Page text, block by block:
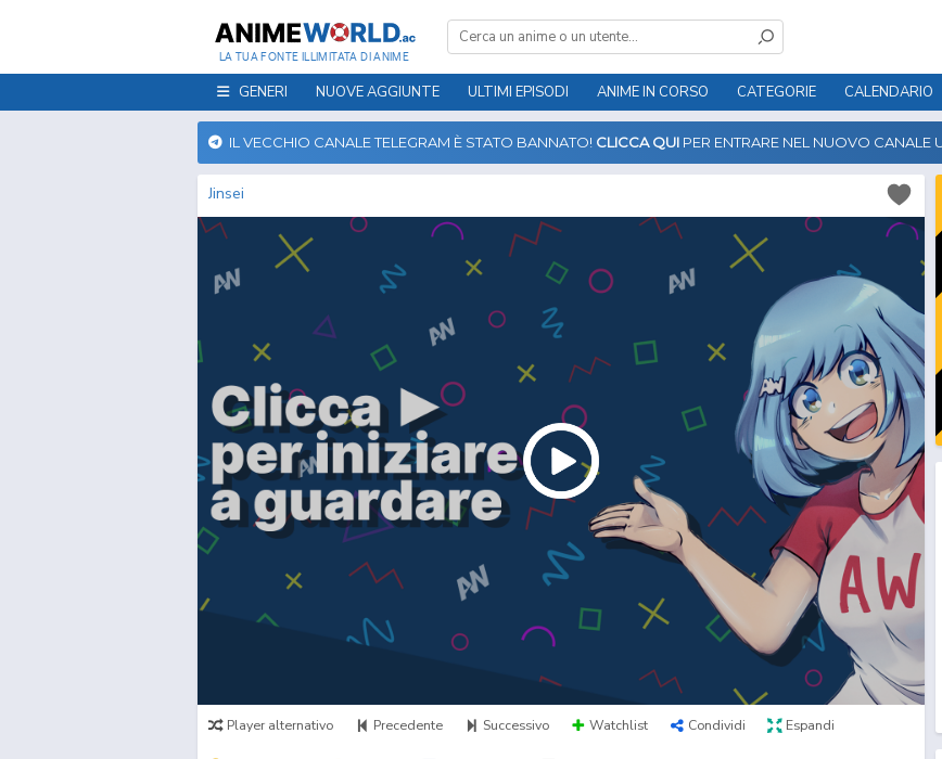
LA TUA FONTE ILLIMITATA DI ANIME
GENERI NUOVE AGGIUNTE ULTIMI EPISODI ANIME IN CORSO CATEGORIE CALENDARIO
IL VECCHIO CANALE TELEGRAM È STATO BANNATO! CLICCA QUI PER ENTRARE NEL NUOVO CANALE
Jinsei
Player alternativo Precedente Successivo Watchlist Condividi Espandi